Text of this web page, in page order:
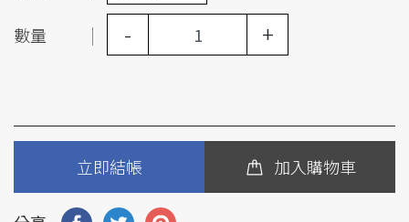
數量
- +
立即結帳 加入購物車